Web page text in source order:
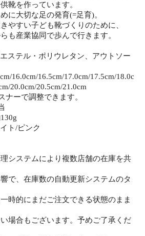
靴を作っています。
に大切な足の発育(=足育)。
やすい子ども靴づくりのために、
も産業協同で歩んで行きます。
ステル・ポリウレタン、アウトソー
16.0cm/16.5cm/17.0cm/17.5cm/18.0c
20.0cm/20.5cm/21.0cm
ナーで調整できます。
ト/ピンク
システムにより複数店舗の在庫を共
で、在庫数の自動更新システムのタ
時的にまだご注文できる状態のまま
場合もございます。予めご了承くだ